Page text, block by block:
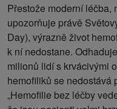
Přestože moderní léčba,
upozorňuje právě
Day), výrazně život
k ní nedostane.
milionů lidí s krvácivými
hemofiliků se nedostává
„Hemofilie bez léčby